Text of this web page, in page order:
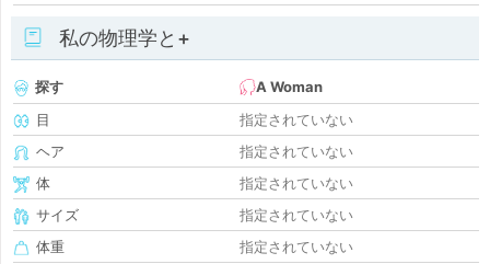
私の物理学と+
探す
A Woman
目
指定されていない
ヘア
指定されていない
体
指定されていない
サイズ
指定されていない
体重
指定されていない